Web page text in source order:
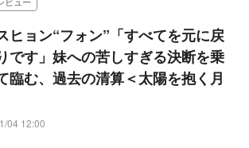
ヒョン“フォン”「すべてを元に戻
です」妹への苦しすぎる決断を乗
臨む、過去の清算＜太陽を抱く月
04 12:00